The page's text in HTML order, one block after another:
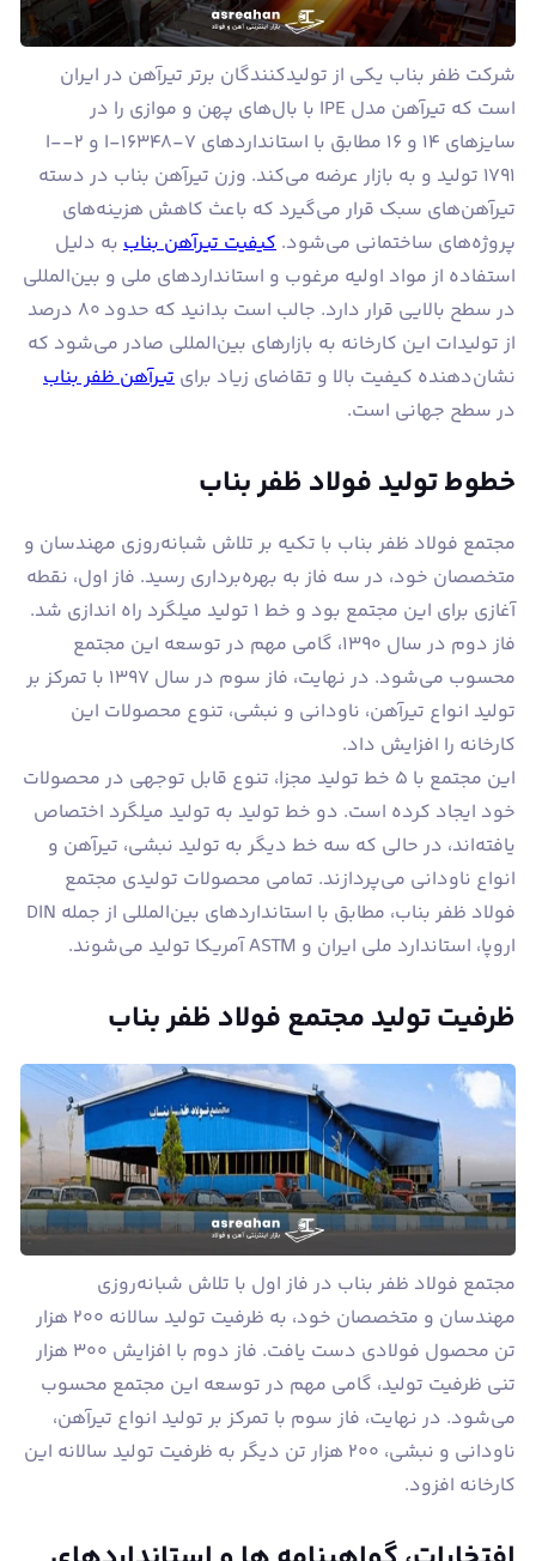
شرکت ظفر بناب یکی از تولیدکنندگان برتر تیرآهن در ایران
است که تیرآهن مدل IPE با بال‌های پهن و موازی را در
سایزهای ۱۴ و ۱۶ مطابق با استانداردهای 7-I-16348 و 2-I-
1791 تولید و به بازار عرضه می‌کند. وزن تیرآهن بناب در دسته
تیرآهن‌های سبک قرار می‌گیرد که باعث کاهش هزینه‌های
پروژه‌های ساختمانی می‌شود. کیفیت تیرآهن بناب به دلیل
استفاده از مواد اولیه مرغوب و استانداردهای ملی و بین‌المللی
در سطح بالایی قرار دارد. جالب است بدانید که حدود ۸۰ درصد
از تولیدات این کارخانه به بازارهای بین‌المللی صادر می‌شود که
نشان‌دهنده کیفیت بالا و تقاضای زیاد برای تیرآهن ظفر بناب
در سطح جهانی است.
خطوط تولید فولاد ظفر بناب
مجتمع فولاد ظفر بناب با تکیه بر تلاش شبانه‌روزی مهندسان و
متخصصان خود، در سه فاز به بهره‌برداری رسید. فاز اول، نقطه
آغازی برای این مجتمع بود و خط ۱ تولید میلگرد راه اندازی شد.
فاز دوم در سال ۱۳۹۰، گامی مهم در توسعه این مجتمع
محسوب می‌شود. در نهایت، فاز سوم در سال ۱۳۹۷ با تمرکز بر
تولید انواع تیرآهن، ناودانی و نبشی، تنوع محصولات این
کارخانه را افزایش داد.
این مجتمع با ۵ خط تولید مجزا، تنوع قابل توجهی در محصولات
خود ایجاد کرده است. دو خط تولید به تولید میلگرد اختصاص
یافته‌اند، در حالی که سه خط دیگر به تولید نبشی، تیرآهن و
انواع ناودانی می‌پردازند. تمامی محصولات تولیدی مجتمع
فولاد ظفر بناب، مطابق با استانداردهای بین‌المللی از جمله DIN
اروپا، استاندارد ملی ایران و ASTM آمریکا تولید می‌شوند.
ظرفیت تولید مجتمع فولاد ظفر بناب
مجتمع فولاد ظفر بناب در فاز اول با تلاش شبانه‌روزی
مهندسان و متخصصان خود، به ظرفیت تولید سالانه ۲۰۰ هزار
تن محصول فولادی دست یافت. فاز دوم با افزایش ۳۰۰ هزار
تنی ظرفیت تولید، گامی مهم در توسعه این مجتمع محسوب
می‌شود. در نهایت، فاز سوم با تمرکز بر تولید انواع تیرآهن،
ناودانی و نبشی، ۲۰۰ هزار تن دیگر به ظرفیت تولید سالانه این
کارخانه افزود.